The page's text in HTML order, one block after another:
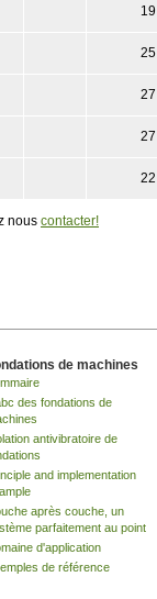
19
25
27
27
22
nous contacter!
de machines
des fondations de
antivibratoire de
and implementation
après couche, un
parfaitement au point
d'application
de référence